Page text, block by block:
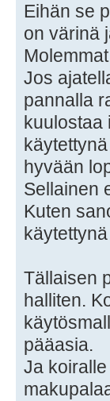
Eihän se
on värinä
Jos
pannalla
kuulostaa
hyvään
Sellainen
Kuten
Tällaisen
halliten.
pääasia.
Ja